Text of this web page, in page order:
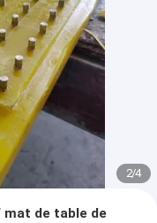
2/4
de table de